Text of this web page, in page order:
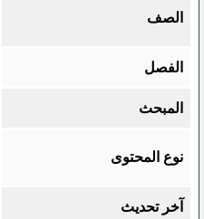
الصف
الفصل
المبحث
نوع المحتوى
آخر تحديث